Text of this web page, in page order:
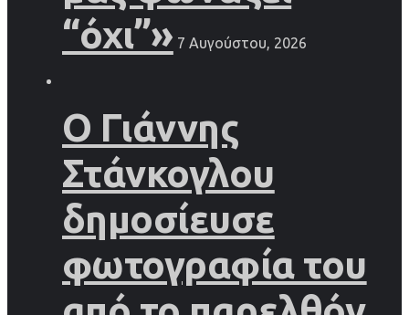
“όχι”» 7 Αυγούστου, 2026
Ο Γιάννης
Στάνκογλου
δημοσίευσε
φωτογραφία του